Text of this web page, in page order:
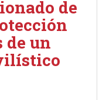
de
de un